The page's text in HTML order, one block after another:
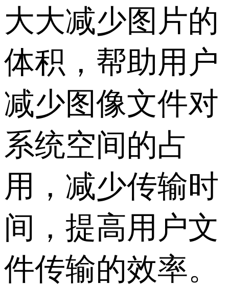
大大减少图片的
体积，帮助用户
减少图像文件对
系统空间的占
用，减少传输时
间，提高用户文
件传输的效率。